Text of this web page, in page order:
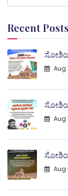
Recent Posts
Aug
Aug
Aug